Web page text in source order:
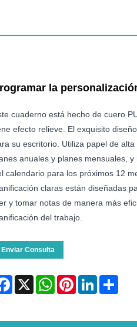
la
cuaderno está hecho de cuero
efecto relieve. El exquisito
su escritorio. Utiliza papel de
anuales y planes mensuales,
calendario para los próximos 12
claras están diseñadas
y tomar notas de manera más
del trabajo.
Enviar Consulta
Facebook
X WhatsAppPinterestLinkedInShare